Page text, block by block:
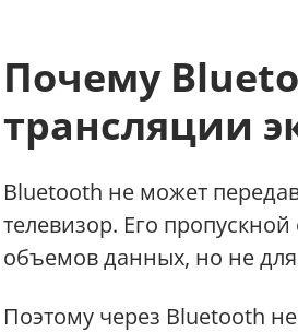
Почему
трансляции
Bluetooth не может
телевизор. Его
объемов данных, но не
Поэтому через Bluetooth